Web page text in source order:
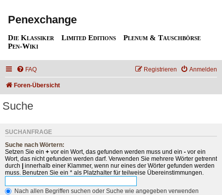
Penexchange
Die Klassiker Limited Editions
Plenum & Tauschbörse
Pen-Wiki
FAQ Anmelden
Registrieren
Foren-Übersicht
Suche
SUCHANFRAGE
Suche nach Wörtern:
Setzen Sie ein + vor ein Wort, das gefunden werden muss und ein - vor ein
Wort, das nicht gefunden werden darf. Verwenden Sie mehrere Wörter getrennt
durch | innerhalb einer Klammer, wenn nur eines der Wörter gefunden werden
muss. Benutzen Sie ein * als Platzhalter für teilweise Übereinstimmungen.
Nach allen Begriffen suchen oder Suche wie angegeben verwenden